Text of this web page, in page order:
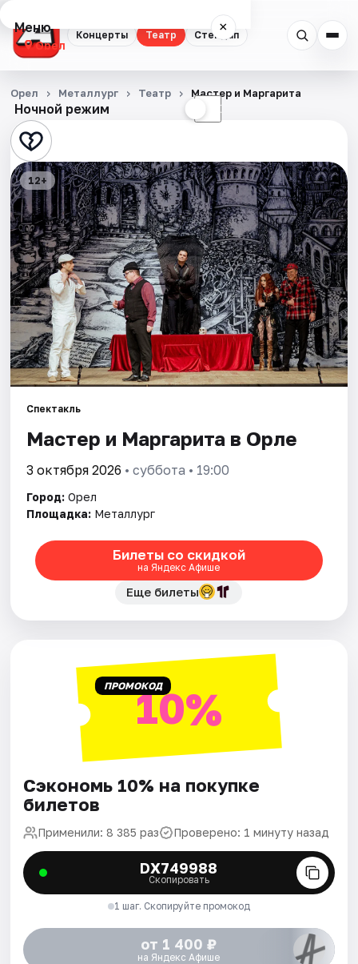
Концерты Театр Стендап
Меню ×
Орел
Концерты
Театр
Стендап
События
Города
Площадки
Артисты
Рейтинги
Ночной режим ☾
Орел Металлург Театр Мастер и Маргарита
12+
Спектакль
Мастер и Маргарита в Орле
3 октября 2026 • суббота • 19:00
Город: Орел
Площадка: Металлург
Билеты со скидкой
на Яндекс Афише
Еще билеты
ПРОМОКОД10%
Сэкономь 10% на покупке
билетов
Применили: 8 385 раз Проверено: 1 минуту назад
DX749988
Скопировать
1 шаг. Скопируйте промокод
от 1 400 ₽
на Яндекс Афише